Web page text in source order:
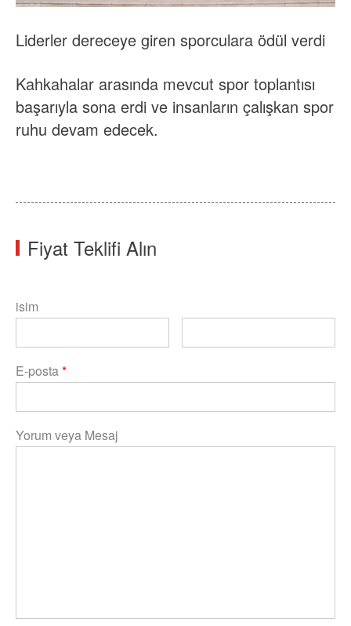
Liderler dereceye giren sporculara ödül verdi
Kahkahalar arasında mevcut spor toplantısı
başarıyla sona erdi ve insanların çalışkan spor
ruhu devam edecek.
Fiyat Teklifi Alın
isim
E-posta*
Yorum veya Mesaj